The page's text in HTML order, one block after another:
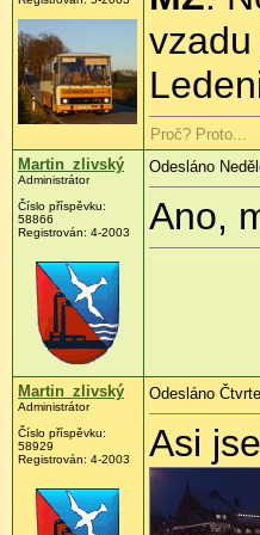
Proč? Proto...
Martin_zlivský
Administrátor
Číslo příspěvku:
58866
Registrován: 4-2003
Odesláno
Ano,
Martin_zlivský
Administrátor
Číslo příspěvku:
58929
Registrován: 4-2003
Odesláno
Asi